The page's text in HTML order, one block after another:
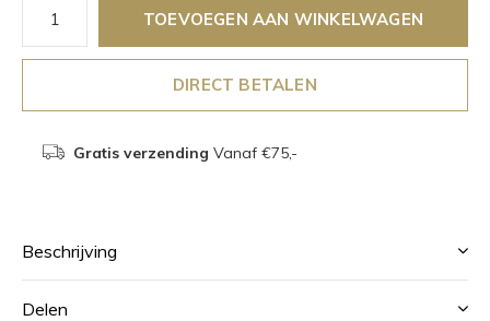
TOEVOEGEN AAN WINKELWAGEN
DIRECT BETALEN
Gratis verzending Vanaf €75,-
Beschrijving
Delen